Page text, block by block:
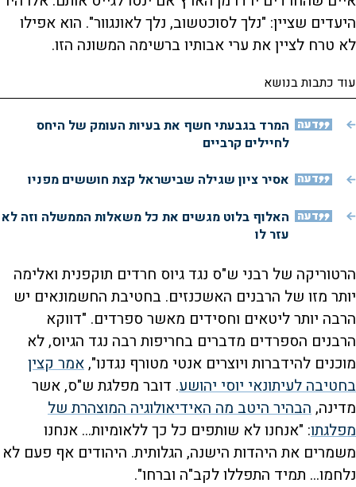
היעדים שציין: "נלך לסוכטשוב, נלך לאונגוור". הוא אפילו
לא טרח לציין את ערי אבותיו ברשימה המשונה הזו.
עוד כתבות בנושא
דעה המרד בגבעתי חשף את בעיות העומק של היחס
לחיילים קרביים
דעה אסיר ציון שגילה שבישראל קצת חוששים מפניו
דעה האלוף בלוט מגשים את כל משאלות הממשלה וזה לא
עזר לו
הרטוריקה של רבני ש"ס נגד גיוס חרדים תוקפנית ואלימה
יותר מזו של הרבנים האשכנזים. בחטיבת החשמונאים יש
הרבה יותר ליטאים וחסידים מאשר ספרדים. "דווקא
הרבנים הספרדים מדברים בחריפות רבה נגד הגיוס, לא
מוכנים להידברות ויוצרים אנטי מטורף נגדנו",אמר קצין
בחטיבה לעיתונאי יוסי יהושע. דובר מפלגת ש"ס, אשר
מדינה,הבהיר היטב מה האידיאולוגיה המוצהרת של
מפלגתו: "אנחנו לא שותפים כל כך ללאומיות... אנחנו
משמרים את היהדות הישנה, הגלותית. היהודים אף פעם לא
נלחמו... תמיד התפללו לקב"ה וברחו".